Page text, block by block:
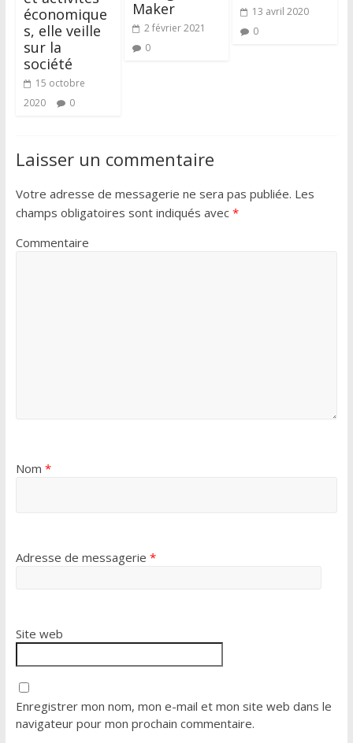
économique
s, elle veille
sur la
société
15 octobre
2020
0
Maker
2 février 2021
0
13 avril 2020
0
Laisser un commentaire
Votre adresse de messagerie ne sera pas publiée. Les
champs obligatoires sont indiqués avec *
Commentaire
Nom *
Adresse de messagerie *
Site web
Enregistrer mon nom, mon e-mail et mon site web dans le
navigateur pour mon prochain commentaire.